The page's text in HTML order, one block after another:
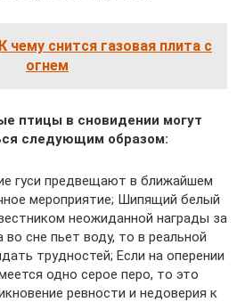
К чему снится газовая плита с
огнем
птицы в сновидении могут
следующим образом:
гуси предвещают в ближайшем
мероприятие; Шипящий белый
неожиданной награды за
во сне пьет воду, то в реальной
трудностей; Если на оперении
одно серое перо, то это
ревности и недоверия к